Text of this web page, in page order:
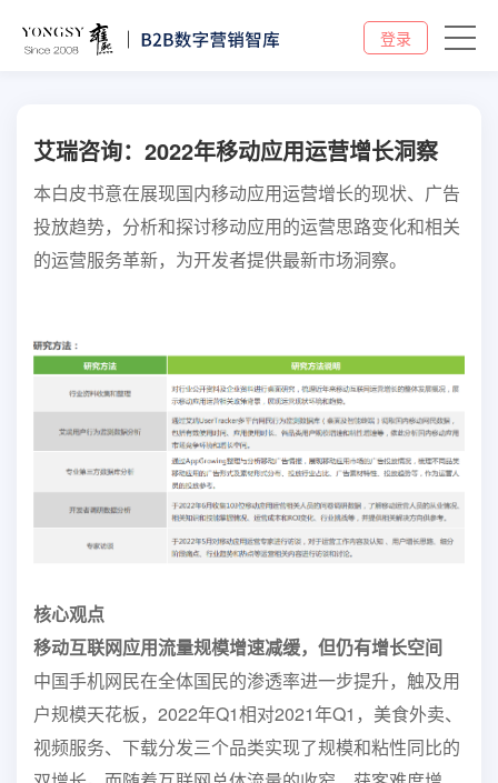
登录
艾瑞咨询：2022年移动应用运营增长洞察
本白皮书意在展现国内移动应用运营增长的现状、广告
投放趋势，分析和探讨移动应用的运营思路变化和相关
的运营服务革新，为开发者提供最新市场洞察。
核心观点
移动互联网应用流量规模增速减缓，但仍有增长空间
中国手机网民在全体国民的渗透率进一步提升，触及用
户规模天花板，2022年Q1相对2021年Q1，美食外卖、
视频服务、下载分发三个品类实现了规模和粘性同比的